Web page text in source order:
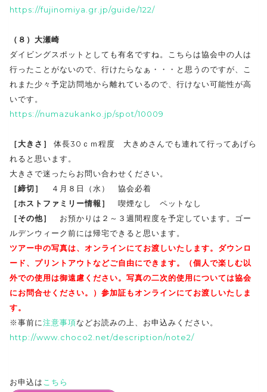
https://fujinomiya.gr.jp/guide/122/
（８）大瀬崎
ダイビングスポットとしても有名ですね。こちらは協会中の人は
行ったことがないので、行けたらなぁ・・・と思うのですが、こ
れまた少々予定訪問地から離れているので、行けない可能性が高
いです。
https://numazukanko.jp/spot/10009
［大きさ］
体長30ｃｍ程度 大きめさんでも連れて行ってあげら
れると思います。
大きさで迷ったらお問い合わせください。
［締切］
４月８日（水） 協会必着
［ホストファミリー情報］
喫煙なし ペットなし
［その他］
お預かりは２～３週間程度を予定しています。ゴー
ルデンウィーク前には帰宅できると思います。
ツアー中の写真は、オンラインにてお渡しいたします。ダウンロ
ード、プリントアウトなどご自由にできます。（個人で楽しむ以
外での使用は御遠慮ください。写真の二次的使用については協会
にお問合せください。）参加証もオンラインにてお渡しいたしま
す。
※事前に注意事項などお読みの上、お申込みください。
http://www.choco2.net/description/note2/
お申込は こちら